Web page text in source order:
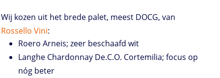
Wij kozen uit het brede palet, meest DOCG, van
Rossello Vini:
Roero Arneis; zeer beschaafd wit
Langhe Chardonnay De.C.O. Cortemilia; focus op
nóg beter